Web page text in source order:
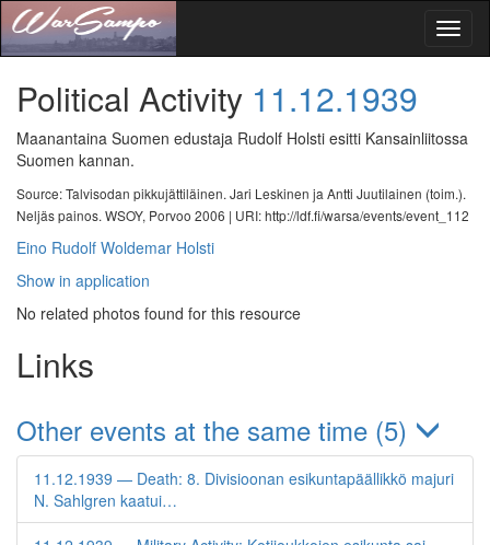
Political Activity 11.12.1939
Maanantaina Suomen edustaja Rudolf Holsti esitti Kansainliitossa
Suomen kannan.
Source: Talvisodan pikkujättiläinen. Jari Leskinen ja Antti Juutilainen (toim.).
Neljäs painos. WSOY, Porvoo 2006 | URI: http://ldf.fi/warsa/events/event_112
Eino Rudolf Woldemar Holsti
Show in application
No related photos found for this resource
Links
Other events at the same time (5)
11.12.1939 — Death: 8. Divisioonan esikuntapäällikkö majuri
N. Sahlgren kaatui…